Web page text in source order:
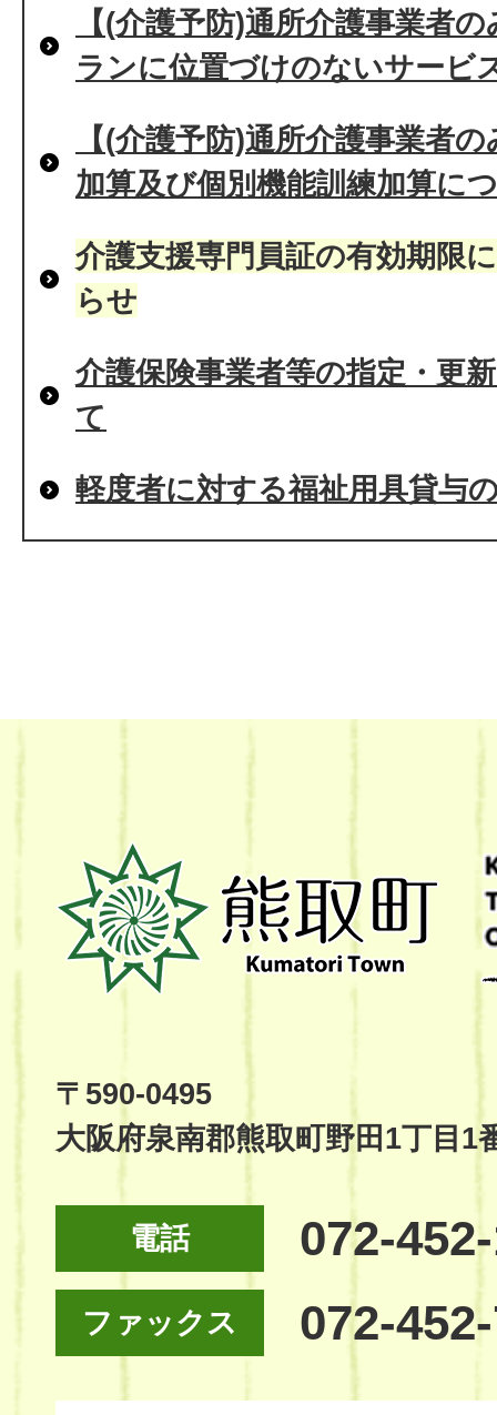
【(介護予防)通所介護事業者
ランに位置づけのないサービ
【(介護予防)通所介護事業者
加算及び個別機能訓練加算に
介護支援専門員証の有効期限
らせ
介護保険事業者等の指定・更
て
軽度者に対する福祉用具貸与
熊
取
町
Kumatori
Site
〒590-0495
大阪府泉南郡熊取町野田1丁目1
電話 072-
ファックス 072-